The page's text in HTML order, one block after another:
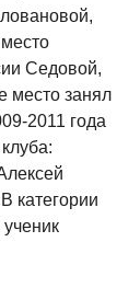
Седовой,
место занял
2011 года
категории